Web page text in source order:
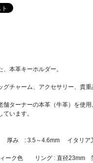
本革キーホルダー。
グチャーム、アクセサリー、貴重
舗ターナーの本革（牛革）を使
います。
厚み : 3.5～4.6mm イタリア
ィーク色 リング : 直径23mm